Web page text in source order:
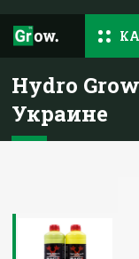
Hydro
Украине